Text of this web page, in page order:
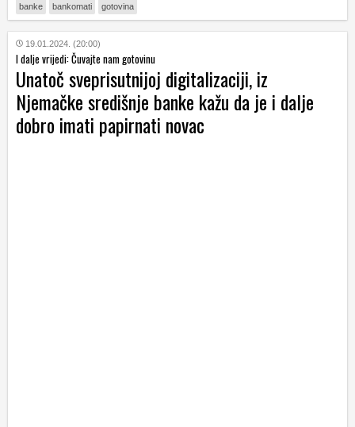
banke bankomati gotovina
19.01.2024. (20:00)
I dalje vrijedi: Čuvajte nam gotovinu
Unatoč sveprisutnijoj digitalizaciji, iz
Njemačke središnje banke kažu da je i dalje
dobro imati papirnati novac